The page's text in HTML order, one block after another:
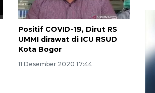
Positif COVID-19, Dirut RS
UMMI dirawat di ICU RSUD
Kota Bogor
11 Desember 2020 17:44